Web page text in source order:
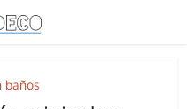
baños